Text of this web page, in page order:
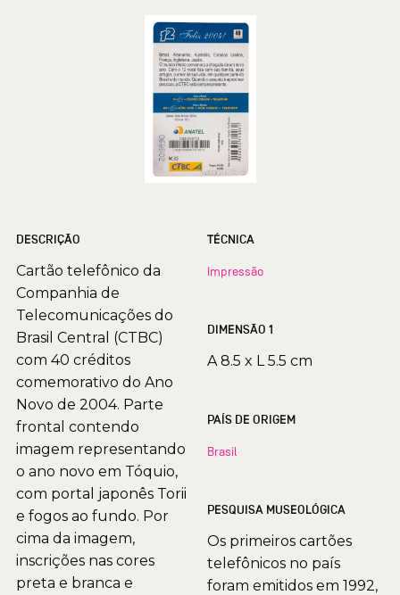
DESCRIÇÃO
Cartão telefônico da
Companhia de
Telecomunicações do
Brasil Central (CTBC)
com 40 créditos
comemorativo do Ano
Novo de 2004. Parte
frontal contendo
imagem representando
o ano novo em Tóquio,
com portal japonês Torii
e fogos ao fundo. Por
cima da imagem,
inscrições nas cores
preta e branca e
TÉCNICA
Impressão
DIMENSÃO 1
A 8.5 x L 5.5 cm
PAÍS DE ORIGEM
Brasil
PESQUISA MUSEOLÓGICA
Os primeiros cartões
telefônicos no país
foram emitidos em 1992,